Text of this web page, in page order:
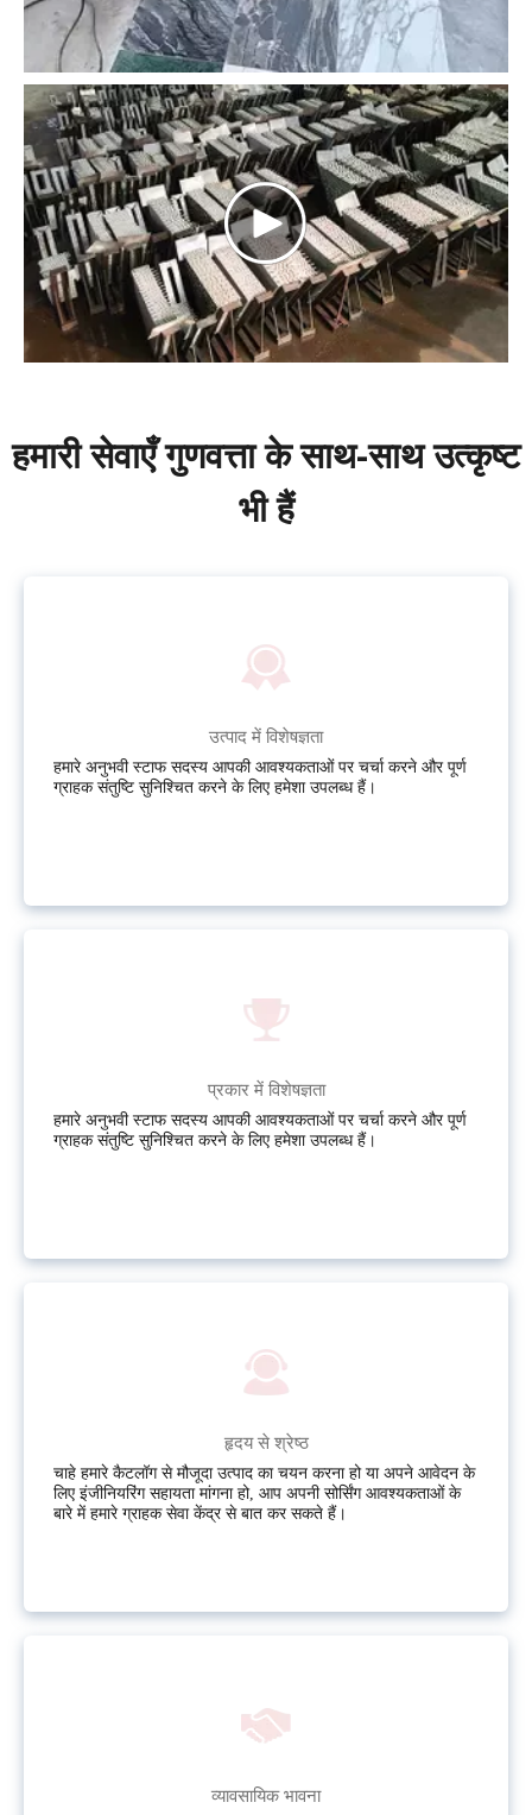
हमारी सेवाएँ गुणवत्ता के साथ-साथ उत्कृष्ट
भी हैं
उत्पाद में विशेषज्ञता
हमारे अनुभवी स्टाफ सदस्य आपकी आवश्यकताओं पर चर्चा करने और पूर्ण
ग्राहक संतुष्टि सुनिश्चित करने के लिए हमेशा उपलब्ध हैं।
प्रकार में विशेषज्ञता
हमारे अनुभवी स्टाफ सदस्य आपकी आवश्यकताओं पर चर्चा करने और पूर्ण
ग्राहक संतुष्टि सुनिश्चित करने के लिए हमेशा उपलब्ध हैं।
हृदय से श्रेष्ठ
चाहे हमारे कैटलॉग से मौजूदा उत्पाद का चयन करना हो या अपने आवेदन के
लिए इंजीनियरिंग सहायता मांगना हो, आप अपनी सोर्सिंग आवश्यकताओं के
बारे में हमारे ग्राहक सेवा केंद्र से बात कर सकते हैं।
व्यावसायिक भावना